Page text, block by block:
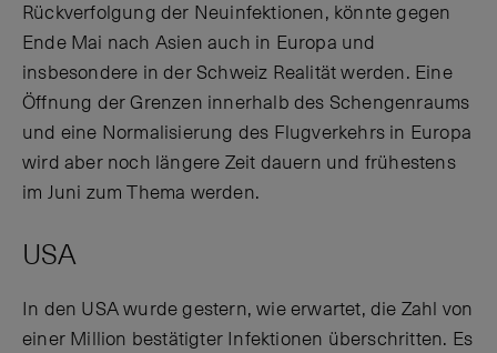
Rückverfolgung der Neuinfektionen, könnte gegen
Ende Mai nach Asien auch in Europa und
insbesondere in der Schweiz Realität werden. Eine
Öffnung der Grenzen innerhalb des Schengenraums
und eine Normalisierung des Flugverkehrs in Europa
wird aber noch längere Zeit dauern und frühestens
im Juni zum Thema werden.
USA
In den USA wurde gestern, wie erwartet, die Zahl von
einer Million bestätigter Infektionen überschritten. Es